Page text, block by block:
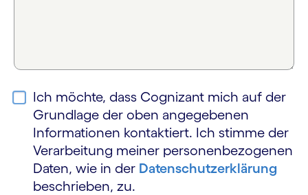
Ich möchte, dass Cognizant mich auf der
Grundlage der oben angegebenen
Informationen kontaktiert. Ich stimme der
Verarbeitung meiner personen­bezogenen
Daten, wie in der Datenschutz­erklärung
beschrieben, zu.